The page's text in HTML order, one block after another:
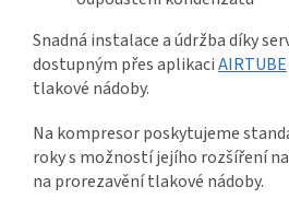
Snadná instalace a údržba díky
dostupným přes aplikaciAIRTUBE
tlakové nádoby.
Na kompresor poskytujeme
roky s možností jejího rozšíření
na prorezavění tlakové nádoby.